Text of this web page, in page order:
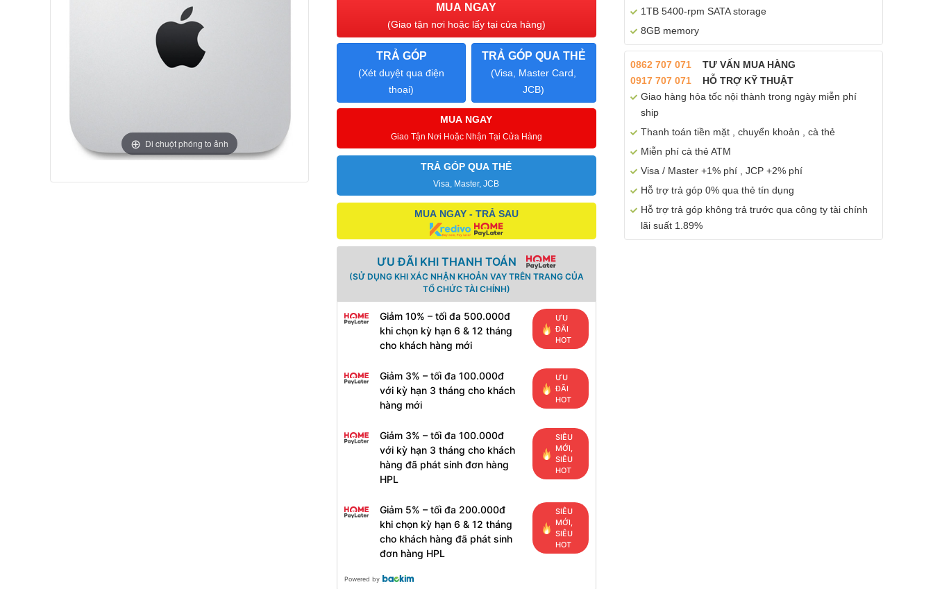
Di chuột phóng to ảnh
MUA NGAY
(Giao tận nơi hoặc lấy tại cửa hàng)
TRẢ GÓP
(Xét duyệt qua điện
thoại)
TRẢ GÓP QUA THẺ
(Visa, Master Card,
JCB)
MUA NGAY
Giao Tận Nơi Hoặc Nhận Tại Cửa Hàng
TRẢ GÓP QUA THẺ
Visa, Master, JCB
MUA NGAY - TRẢ SAU
ƯU ĐÃI KHI THANH TOÁN
(SỬ DỤNG KHI XÁC NHẬN KHOẢN VAY TRÊN TRANG CỦA
TỔ CHỨC TÀI CHÍNH)
Giảm 10% – tối đa 500.000đ
khi chọn kỳ hạn 6 & 12 tháng
cho khách hàng mới
ƯU
ĐÃI
HOT
Giảm 3% – tối đa 100.000đ
với kỳ hạn 3 tháng cho khách
hàng mới
ƯU
ĐÃI
HOT
Giảm 3% – tối đa 100.000đ
với kỳ hạn 3 tháng cho khách
hàng đã phát sinh đơn hàng
HPL
SIÊU
MỚI,
SIÊU
HOT
Giảm 5% – tối đa 200.000đ
khi chọn kỳ hạn 6 & 12 tháng
cho khách hàng đã phát sinh
đơn hàng HPL
SIÊU
MỚI,
SIÊU
HOT
Powered by
1TB 5400-rpm SATA storage
8GB memory
0862 707 071
TƯ VẤN MUA HÀNG
0917 707 071
HỖ TRỢ KỸ THUẬT
Giao hàng hỏa tốc nội thành trong ngày miễn phí
ship
Thanh toán tiền mặt , chuyển khoản , cà thẻ
Miễn phí cà thẻ ATM
Visa / Master +1% phí , JCP +2% phí
Hỗ trợ trả góp 0% qua thẻ tín dụng
Hỗ trợ trả góp không trả trước qua công ty tài chính
lãi suất 1.89%